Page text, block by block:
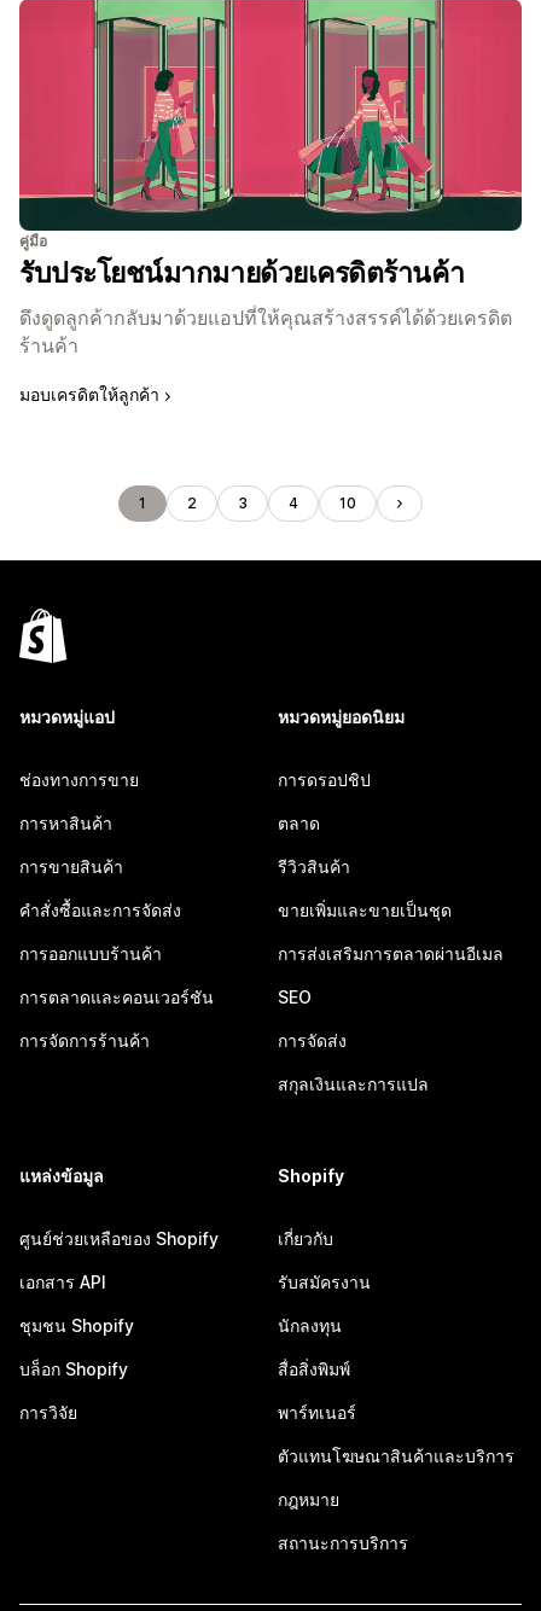
คู่มือ
รับประโยชน์มากมายด้วยเครดิตร้านค้า
ดึงดูดลูกค้ากลับมาด้วยแอปที่ให้คุณสร้างสรรค์ได้ด้วยเครดิต
ร้านค้า
มอบเครดิตให้ลูกค้า
1 2 3 4 10
หมวดหมู่แอป
ช่องทางการขาย
การหาสินค้า
การขายสินค้า
คำสั่งซื้อและการจัดส่ง
การออกแบบร้านค้า
การตลาดและคอนเวอร์ชัน
การจัดการร้านค้า
หมวดหมู่ยอดนิยม
การดรอปชิป
ตลาด
รีวิวสินค้า
ขายเพิ่มและขายเป็นชุด
การส่งเสริมการตลาดผ่านอีเมล
SEO
การจัดส่ง
สกุลเงินและการแปล
แหล่งข้อมูล
ศูนย์ช่วยเหลือของ Shopify
เอกสาร API
ชุมชน Shopify
บล็อก Shopify
การวิจัย
Shopify
เกี่ยวกับ
รับสมัครงาน
นักลงทุน
สื่อสิ่งพิมพ์
พาร์ทเนอร์
ตัวแทนโฆษณาสินค้าและบริการ
กฎหมาย
สถานะการบริการ